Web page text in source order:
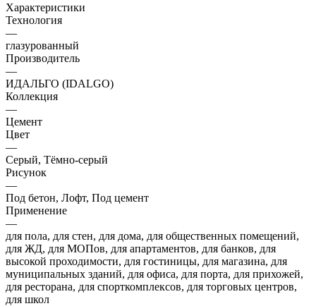
Характеристики
Технология
—
глазурованный
Производитель
—
ИДАЛЬГО (IDALGO)
Коллекция
—
Цемент
Цвет
—
Серый, Тёмно-серый
Рисунок
—
Под бетон, Лофт, Под цемент
Применение
—
для пола, для стен, для дома, для общественных помещений,
для ЖД, для МОПов, для апартаментов, для банков, для
высокой проходимости, для гостиницы, для магазина, для
муниципальных зданий, для офиса, для порта, для прихожей,
для ресторана, для спорткомплексов, для торговых центров,
для школ